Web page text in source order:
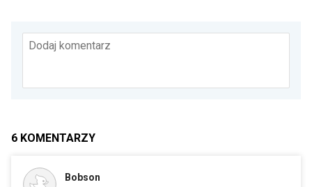
Dodaj komentarz
6 KOMENTARZY
Bobson